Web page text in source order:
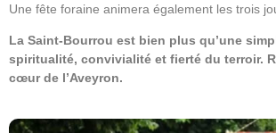
Une fête foraine animera également les trois
La Saint-Bourrou est bien plus qu’une
spiritualité, convivialité et fierté du terroir.
cœur de l’Aveyron.